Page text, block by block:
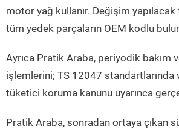
motor yağ kullanır. Değişim
tüm yedek parçaların OEM kodlu
Ayrıca Pratik Araba, periyodik bakım
işlemlerini; TS 12047 standartlarında
tüketici koruma kanunu uyarınca
Pratik Araba, sonradan ortaya çıkan